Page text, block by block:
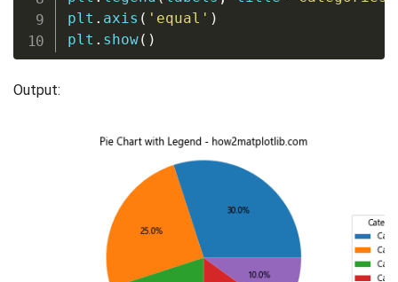
plt . axis ( 'equal' )
plt . show( )
Output: